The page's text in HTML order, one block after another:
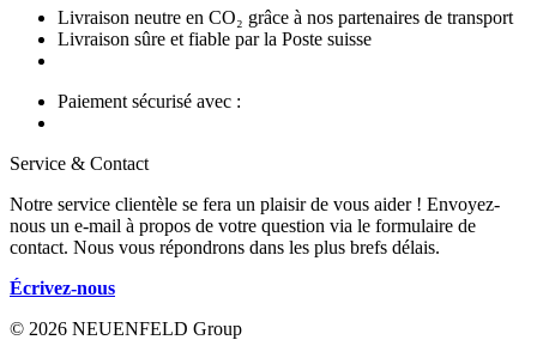
Livraison neutre en CO₂ grâce à nos partenaires de transport
Livraison sûre et fiable par la Poste suisse
Paiement sécurisé avec :
Service & Contact
Notre service clientèle se fera un plaisir de vous aider ! Envoyez-
nous un e-mail à propos de votre question via le formulaire de
contact. Nous vous répondrons dans les plus brefs délais.
Écrivez-nous
© 2026 NEUENFELD Group